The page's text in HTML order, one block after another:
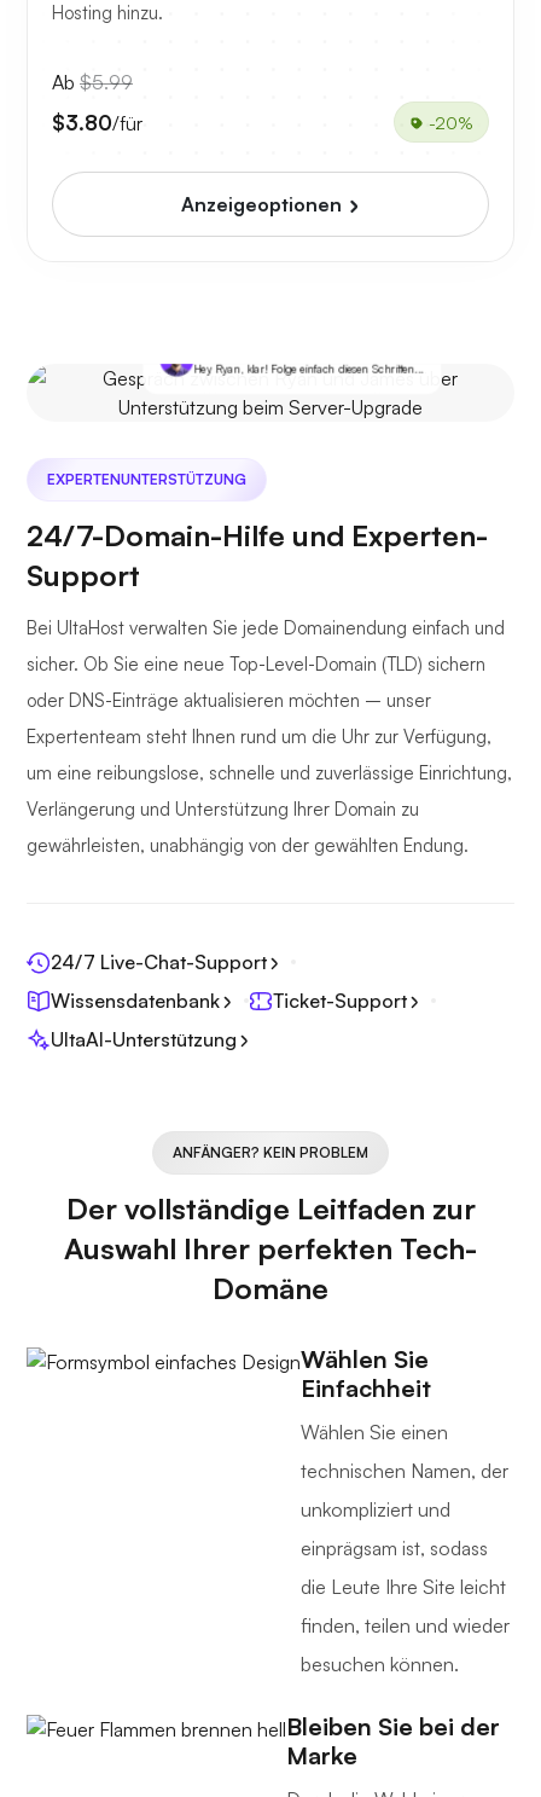
Hosting hinzu.
Ab $5.99
$3.80/für -20%
Anzeigeoptionen
Hey Ryan, klar! Folge einfach diesen Schritten...
EXPERTENUNTERSTÜTZUNG
24/7-Domain-Hilfe und Experten-
Support
Bei UltaHost verwalten Sie jede Domainendung einfach und
sicher. Ob Sie eine neue Top-Level-Domain (TLD) sichern
oder DNS-Einträge aktualisieren möchten – unser
Expertenteam steht Ihnen rund um die Uhr zur Verfügung,
um eine reibungslose, schnelle und zuverlässige Einrichtung,
Verlängerung und Unterstützung Ihrer Domain zu
gewährleisten, unabhängig von der gewählten Endung.
24/7 Live-Chat-Support
Wissensdatenbank
Ticket-Support
UltaAI-Unterstützung
ANFÄNGER? KEIN PROBLEM
Der vollständige Leitfaden zur
Auswahl Ihrer perfekten Tech-
Domäne
Wählen Sie
Einfachheit
Wählen Sie einen
technischen Namen, der
unkompliziert und
einprägsam ist, sodass
die Leute Ihre Site leicht
finden, teilen und wieder
besuchen können.
Bleiben Sie bei der
Marke